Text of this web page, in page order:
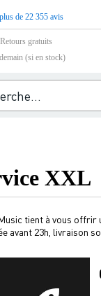
de 22 355 avis
gratuits
(si en stock)
XXL
tient à vous offrir
avant 23h, livraison